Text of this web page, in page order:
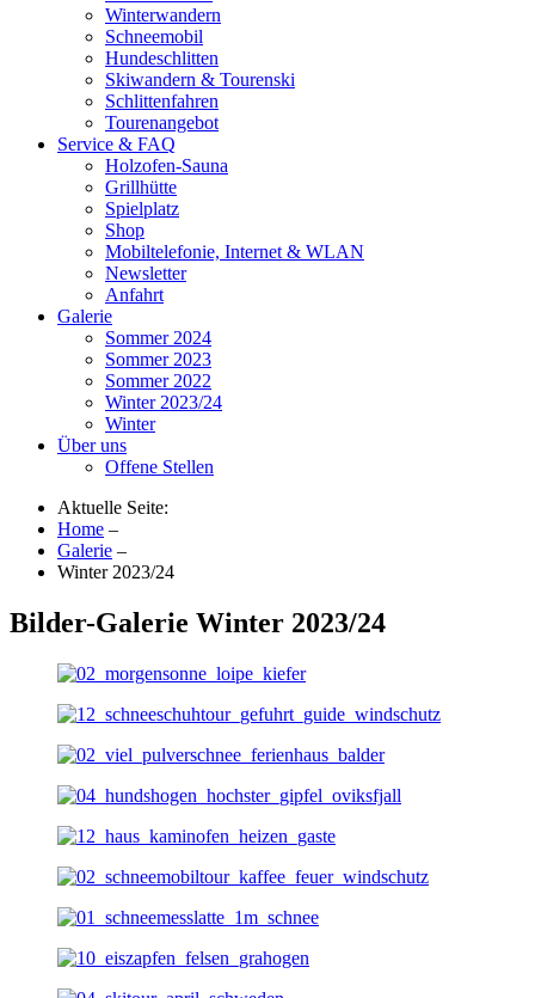
Winterwandern
Schneemobil
Hundeschlitten
Skiwandern & Tourenski
Schlittenfahren
Tourenangebot
Service & FAQ
Holzofen-Sauna
Grillhütte
Spielplatz
Shop
Mobiltelefonie, Internet & WLAN
Newsletter
Anfahrt
Galerie
Sommer 2024
Sommer 2023
Sommer 2022
Winter 2023/24
Winter
Über uns
Offene Stellen
Aktuelle Seite:
Home –
Galerie –
Winter 2023/24
Bilder-Galerie Winter 2023/24